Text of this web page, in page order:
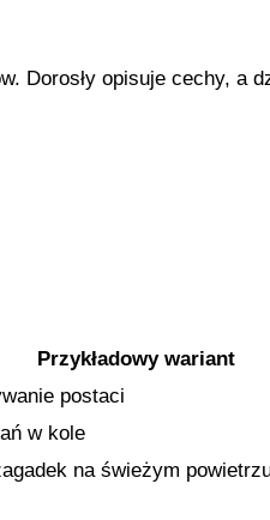
Dorosły opisuje cechy, a
Przykładowy wariant
postaci
w kole
na świeżym